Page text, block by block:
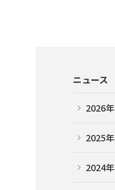
ニュース
2026年
2025年
2024年